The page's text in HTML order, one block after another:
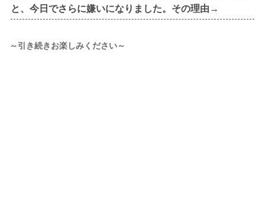
と、今日でさらに嫌いになりました。その理由→
～引き続きお楽しみください～